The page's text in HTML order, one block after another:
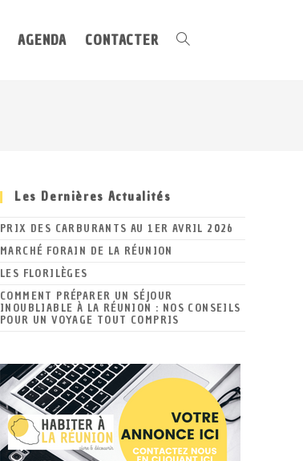
AGENDA CONTACTER Toggle
Les Dernières Actualités
PRIX DES CARBURANTS AU 1ER AVRIL 2026
MARCHÉ FORAIN DE LA RÉUNION
LES FLORILÈGES
COMMENT PRÉPARER UN SÉJOUR
INOUBLIABLE À LA RÉUNION : NOS CONSEILS
POUR UN VOYAGE TOUT COMPRIS